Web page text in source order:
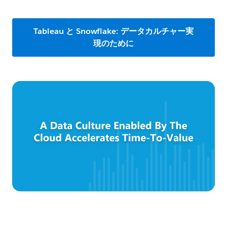
Tableau と Snowflake: データカルチャー実
現のために